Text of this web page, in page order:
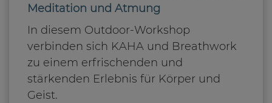
Meditation und Atmung
In diesem Outdoor-Workshop
verbinden sich KAHA und Breathwork
zu einem erfrischenden und
stärkenden Erlebnis für Körper und
Geist.